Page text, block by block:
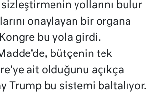
yollarını bulur
onaylayan bir organa
bu yola girdi.
bütçenin tek
ait olduğunu açıkça
Trump bu sistemi baltalıyor.